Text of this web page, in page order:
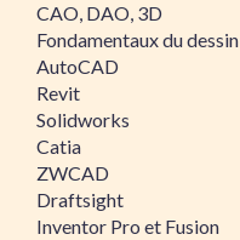
CAO, DAO, 3D
Fondamentaux du dessin
AutoCAD
Revit
Solidworks
Catia
ZWCAD
Draftsight
Inventor Pro et Fusion